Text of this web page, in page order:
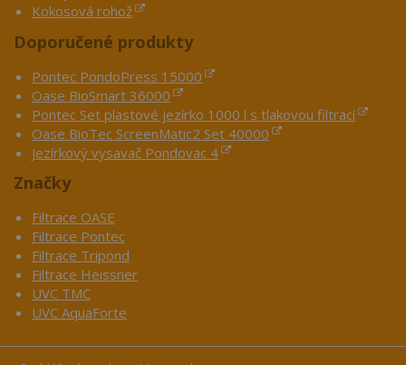
Kokosová rohož
Doporučené produkty
Pontec PondoPress 15000
Oase BioSmart 36000
Pontec Set plastové jezírko 1000 l s tlakovou filtrací
Oase BioTec ScreenMatic2 Set 40000
Jezírkový vysavač Pondovac 4
Značky
Filtrace OASE
Filtrace Pontec
Filtrace Tripond
Filtrace Heissner
UVC TMC
UVC AquaForte